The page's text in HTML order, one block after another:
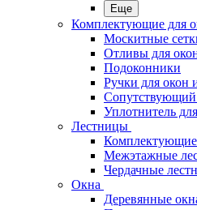
Еще
Комплектующие для
Москитные
Отливы для
Подоконники
Ручки для окон
Уплотнитель
Лестницы
Межэтажные
Чердачные
Окна
Деревянные